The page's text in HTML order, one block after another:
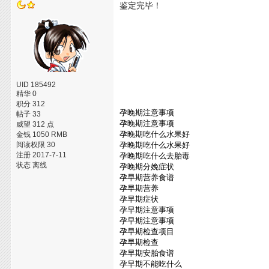
UID 185492
精华 0
积分 312
帖子 33
威望 312 点
金钱 1050 RMB
阅读权限 30
注册 2017-7-11
状态 离线
鉴定完毕！
孕晚期注意事项
孕晚期注意事项
孕晚期吃什么水果好
孕晚期吃什么水果好
孕晚期吃什么去胎毒
孕晚期分娩症状
孕早期营养食谱
孕早期营养
孕早期症状
孕早期注意事项
孕早期注意事项
孕早期检查项目
孕早期检查
孕早期安胎食谱
孕早期不能吃什么